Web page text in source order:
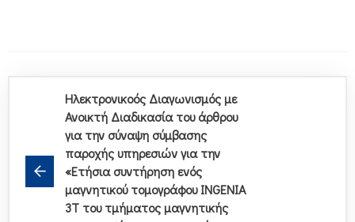
Ηλεκτρονικοός Διαγωνισμός με
Ανοικτή Διαδικασία του άρθρου
για την σύναψη σύμβασης
παροχής υπηρεσιών για την
«Ετήσια συντήρηση ενός
μαγνητικού τομογράφου INGENIA
3T του τμήματος μαγνητικής